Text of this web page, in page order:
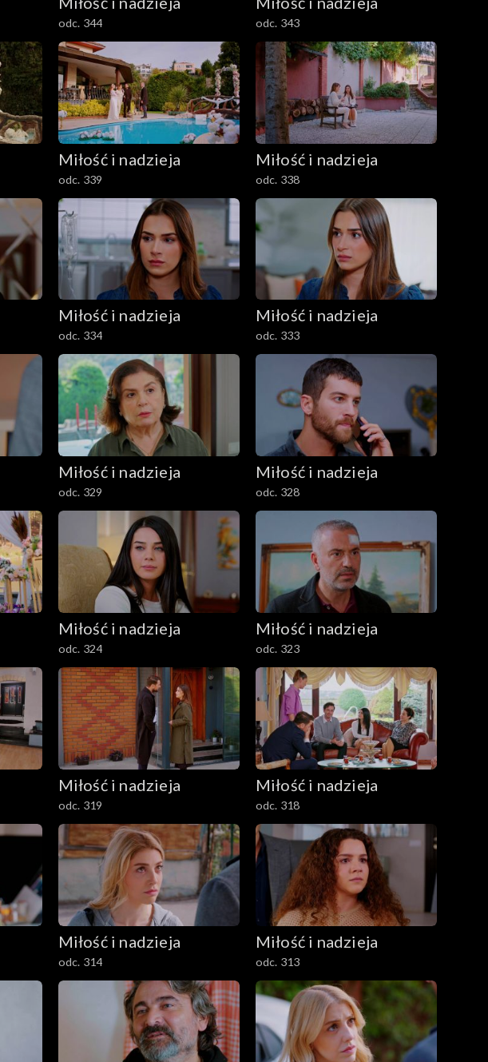
odc. 344 odc. 343
Miłość i nadzieja
odc. 339
Miłość i nadzieja
odc. 338
Miłość i nadzieja
odc. 334
Miłość i nadzieja
odc. 333
Miłość i nadzieja
odc. 329
Miłość i nadzieja
odc. 328
Miłość i nadzieja
odc. 324
Miłość i nadzieja
odc. 323
Miłość i nadzieja
odc. 319
Miłość i nadzieja
odc. 318
Miłość i nadzieja
odc. 314
Miłość i nadzieja
odc. 313